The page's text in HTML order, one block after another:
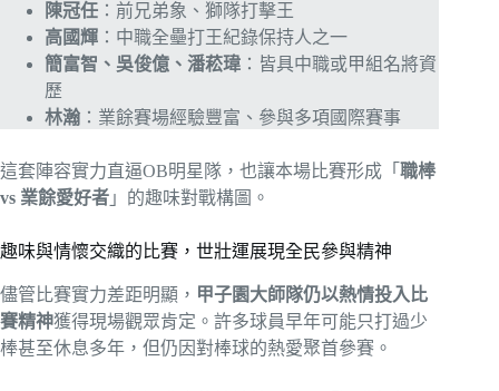
陳冠任 ：前兄弟象、獅隊打擊王
高國輝 ：中職全壘打王紀錄保持人之一
簡富智、吳俊億、潘菘瑋 ：皆具中職或甲組名將資
歷
林瀚 ：業餘賽場經驗豐富、參與多項國際賽事
這套陣容實力直逼OB明星隊，也讓本場比賽形成「 職棒
vs 業餘愛好者 」的趣味對戰構圖。
趣味與情懷交織的比賽，世壯運展現全民參與精神
儘管比賽實力差距明顯， 甲子園大師隊仍以熱情投入比
賽精神獲得現場觀眾肯定。許多球員早年可能只打過少
棒甚至休息多年，但仍因對棒球的熱愛聚首參賽。